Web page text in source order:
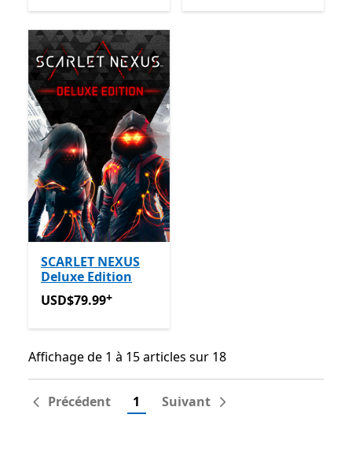
SCARLET NEXUS
Deluxe Edition
USD$79.99Avec des achats dans l’application
USD$79.99+
Affichage de 1 à 15 articles sur 18
Affichage de 1 à 15 articles sur 18
Précédent 1 Suivant